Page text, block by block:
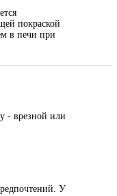
покраской
в печи при
- врезной или
У